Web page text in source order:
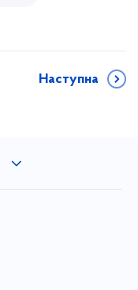
Наступна